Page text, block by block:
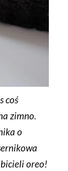
coś
zimno.
o
oreo!